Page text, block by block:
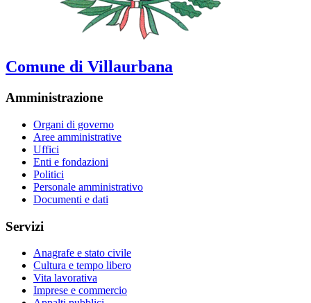
Comune di Villaurbana
Amministrazione
Organi di governo
Aree amministrative
Uffici
Enti e fondazioni
Politici
Personale amministrativo
Documenti e dati
Servizi
Anagrafe e stato civile
Cultura e tempo libero
Vita lavorativa
Imprese e commercio